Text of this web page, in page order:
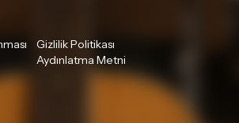
Gizlilik Politikası
Aydınlatma Metni